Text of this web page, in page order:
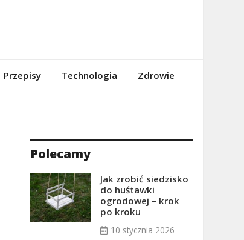
Przepisy Technologia Zdrowie
Polecamy
Jak zrobić siedzisko
do huśtawki
ogrodowej – krok
po kroku
10 stycznia 2026